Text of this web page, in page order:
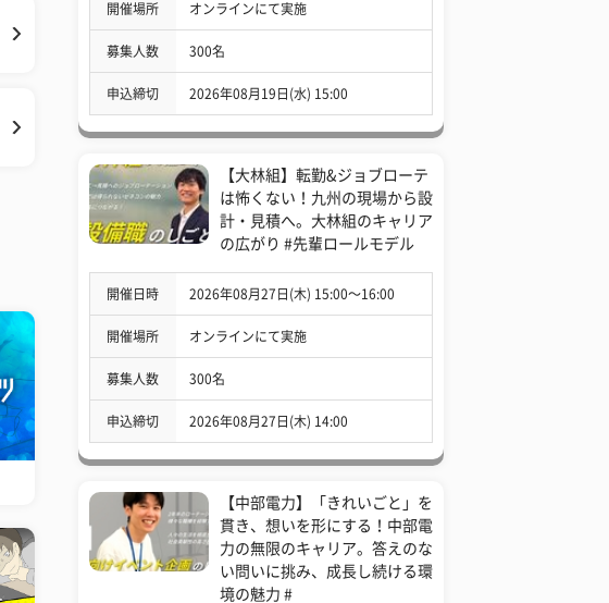
開催場所 オンラインにて実施
募集人数 300名
申込締切 2026年08月19日(水) 15:00
【大林組】転勤&ジョブローテ
は怖くない！九州の現場から設
計・見積へ。大林組のキャリア
の広がり #先輩ロールモデル
開催日時 2026年08月27日(木) 15:00〜16:00
開催場所 オンラインにて実施
募集人数 300名
申込締切 2026年08月27日(木) 14:00
【中部電力】「きれいごと」を
貫き、想いを形にする！中部電
力の無限のキャリア。答えのな
い問いに挑み、成長し続ける環
境の魅力 #